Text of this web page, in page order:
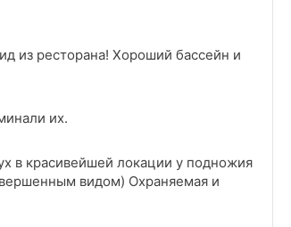
из ресторана! Хороший бассейн и
их.
в красивейшей локации у подножия
видом) Охраняемая и